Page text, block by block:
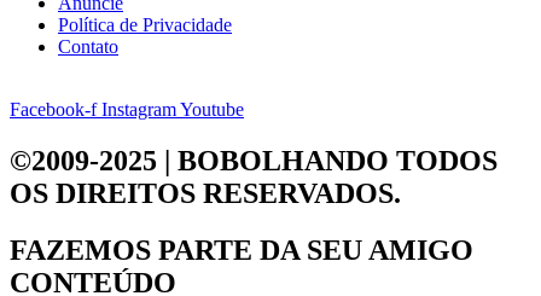
Política de Privacidade
Contato
Facebook-f InstagramYoutube
©2009-2025 | BOBOLHANDO TODOS
OS DIREITOS RESERVADOS.
FAZEMOS PARTE DA SEU AMIGO
CONTEÚDO